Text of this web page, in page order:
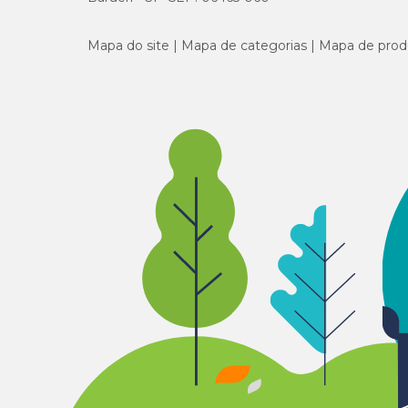
Mapa do site Mapa de categorias Mapa de